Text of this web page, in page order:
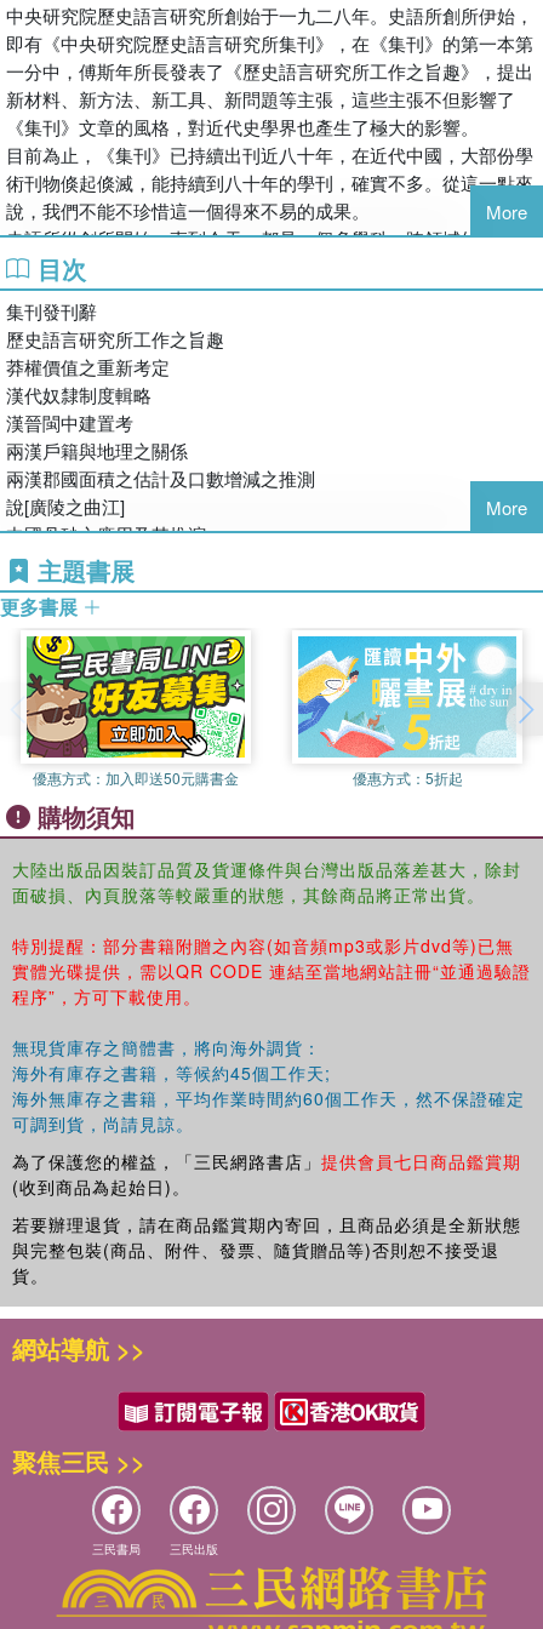
中央研究院歷史語言研究所創始于一九二八年。史語所創所伊始，
即有《中央研究院歷史語言研究所集刊》，在《集刊》的第一本第
一分中，傅斯年所長發表了《歷史語言研究所工作之旨趣》，提出
新材料、新方法、新工具、新問題等主張，這些主張不但影響了
《集刊》文章的風格，對近代史學界也產生了極大的影響。
目前為止，《集刊》已持續出刊近八十年，在近代中國，大部份學
術刊物倏起倏滅，能持續到八十年的學刊，確實不多。從這一點來
說，我們不能不珍惜這一個得來不易的成果。
史語所從創所開始一直到今天，都是一個多學科、跨領域的研究
所，所包含的學門基本上有歷史、語言、考古、人類學、文字、文
籍考訂等，所以《集刊》所收文章的門類也就相當多樣。過去一、
二十年來，大陸出版界、學術界迭有要求，希望重印《集刊》，作
為學術研究的參考。但是《集刊》卷帙浩繁，不易查索，中華書局
作為卓負盛譽的出版單位，他們在獲得史語所授權之后，提出以類
相從的辦法，出版《中研院歷史語言研究所集刊論文類編》。這種
出版方式可以同時方便個人及機構，使得《集刊》文章能到達更多
需要參考的人手中。
More
目次
集刊發刊辭
歷史語言研究所工作之旨趣
莽權價值之重新考定
漢代奴隸制度輯略
漢晉閩中建置考
兩漢戶籍與地理之關係
兩漢郡國面積之估計及口數增減之推測
說[廣陵之曲江]
中國丹砂之應用及其推演
論魯西畫像三石——朱鮪石室，孝堂山，武氏祠
從漢簡所見之邊郡制度
漢代兵制及漢簡中的兵制
漢武后元不立年號考
居延漢簡考釋序目
兩漢刺史制度考
漢代社祀的源流
漢簡中的河西經濟生活
兩關遺址考
論漢代的內朝與外朝
漢詩別錄
居延漢簡考證補正
象郡胖柯和夜郎的關係
漢晉遺簡偶述
秦漢間之所謂[符應]論略
漢代察舉制度考
釋漢代之亭障與烽燧
新獲之敦煌漢簡
論中國造紙術之原始
[禁不得祠明星出西方]之諸問題
漢代地方官吏之籍貫限制
漢代的雇傭制度
秦漢郎吏制度考
漢晉遺簡偶述之續
漢代常服述略
漢代地方行政制度
漢代的西域都護與戊己校尉
司馬遷與希羅多德（Herodotus）之比較
論漢代的衛尉與中尉兼論南北軍制度
史記頊羽本紀中[學書]和[學劍]的解釋
關東與關西的李姓和趙姓
方相氏與大羅
孔廟百石卒史碑考
東漢黨錮人物的分析
《中研院歷史語言研究所集刊》（1928-2000）目錄
More
主題書展
更多書展
優惠方式： 加入即送50元購書金 優惠方式： 5折起
購物須知
大陸出版品因裝訂品質及貨運條件與台灣出版品落差甚大，除封
面破損、內頁脫落等較嚴重的狀態，其餘商品將正常出貨。
特別提醒：部分書籍附贈之內容(如音頻mp3或影片dvd等)已無
實體光碟提供，需以QR CODE 連結至當地網站註冊“並通過驗證
程序”，方可下載使用。
無現貨庫存之簡體書，將向海外調貨：
海外有庫存之書籍，等候約45個工作天;
海外無庫存之書籍，平均作業時間約60個工作天，然不保證確定
可調到貨，尚請見諒。
為了保護您的權益，「三民網路書店」 提供會員七日商品鑑賞期
(收到商品為起始日)。
若要辦理退貨，請在商品鑑賞期內寄回，且商品必須是全新狀態
與完整包裝(商品、附件、發票、隨貨贈品等)否則恕不接受退
貨。
網站導航 >>
聚焦三民 >>
三民書局 三民出版